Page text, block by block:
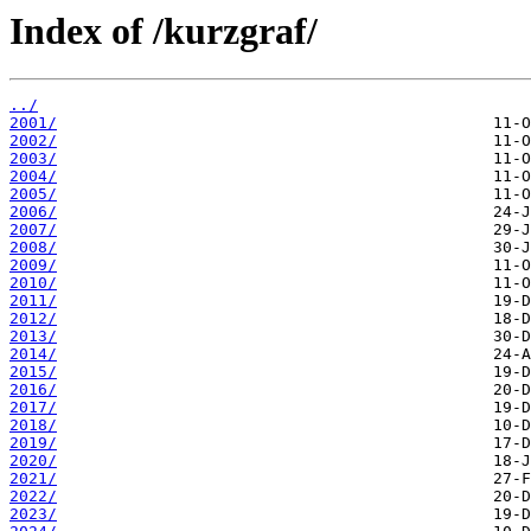
Index of /kurzgraf/
../
2001/
2002/
2003/
2004/
2005/
2006/
2007/
2008/
2009/
2010/
2011/
2012/
2013/
2014/
2015/
2016/
2017/
2018/
2019/
2020/
2021/
2022/
2023/